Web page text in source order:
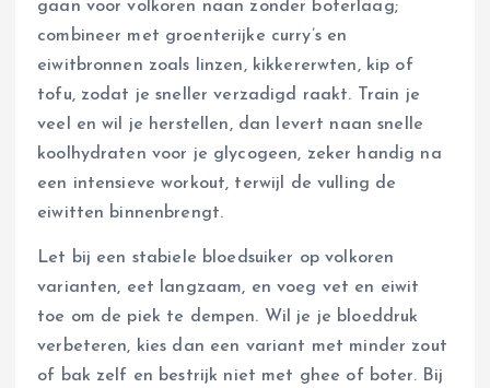
gaan voor volkoren naan zonder boterlaag;
combineer met groenterijke curry’s en
eiwitbronnen zoals linzen, kikkererwten, kip of
tofu, zodat je sneller verzadigd raakt. Train je
veel en wil je herstellen, dan levert naan snelle
koolhydraten voor je glycogeen, zeker handig na
een intensieve workout, terwijl de vulling de
eiwitten binnenbrengt.
Let bij een stabiele bloedsuiker op volkoren
varianten, eet langzaam, en voeg vet en eiwit
toe om de piek te dempen. Wil je je bloeddruk
verbeteren, kies dan een variant met minder zout
of bak zelf en bestrijk niet met ghee of boter. Bij